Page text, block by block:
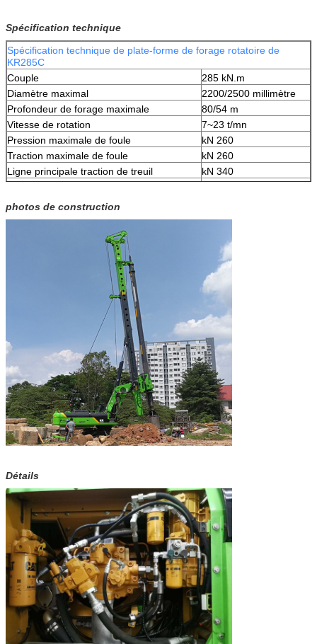
Spécification technique
Spécification technique de plate-forme de forage rotatoire de
KR285C
Couple
285 kN.m
Diamètre maximal
2200/2500 millimètre
Profondeur de forage maximale
80/54 m
Vitesse de rotation
7~23 t/mn
Pression maximale de foule
kN 260
Traction maximale de foule
kN 260
Ligne principale traction de treuil
kN 340
Ligne auxiliaire traction de treuil
Ligne vitesse auxiliaire de treuil
70 m/min
Course (système de foule)
Inclination de mât (partie latérale)
Inclination de mât (en avant)
Pression de fonctionnement maximale
34,3 MPA
3.9MPa
kN 510
Taille fonctionnante
22685 millimètres
Largeur fonctionnante
4300 millimètres
photos de construction
Détails